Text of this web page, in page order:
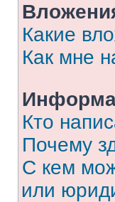
Какие
Как мне
Кто
Почему
С кем
или